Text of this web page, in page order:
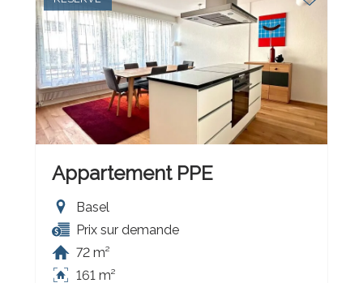
Appartement PPE
Basel
Prix sur demande
72 m²
161 m²